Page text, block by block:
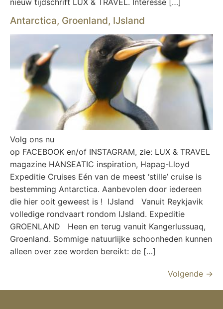
Antarctica, Groenland, IJsland
Volg ons nu
op FACEBOOK en/of INSTAGRAM, zie: LUX & TRAVEL
magazine HANSEATIC inspiration, Hapag-Lloyd
Expeditie Cruises Eén van de meest ‘stille’ cruise is
bestemming Antarctica. Aanbevolen door iedereen
die hier ooit geweest is ! IJsland Vanuit Reykjavik
volledige rondvaart rondom IJsland. Expeditie
GROENLAND Heen en terug vanuit Kangerlussuaq,
Groenland. Sommige natuurlijke schoonheden kunnen
alleen over zee worden bereikt: de […]
Volgende →